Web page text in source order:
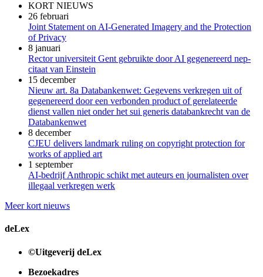
KORT NIEUWS
26 februari
Joint Statement on AI-Generated Imagery and the Protection
of Privacy
8 januari
Rector universiteit Gent gebruikte door AI gegenereerd nep-
citaat van Einstein
15 december
Nieuw art. 8a Databankenwet: Gegevens verkregen uit of
gegenereerd door een verbonden product of gerelateerde
dienst vallen niet onder het sui generis databankrecht van de
Databankenwet
8 december
CJEU delivers landmark ruling on copyright protection for
works of applied art
1 september
AI-bedrijf Anthropic schikt met auteurs en journalisten over
illegaal verkregen werk
Meer kort nieuws
deLex
©Uitgeverij deLex
Bezoekadres